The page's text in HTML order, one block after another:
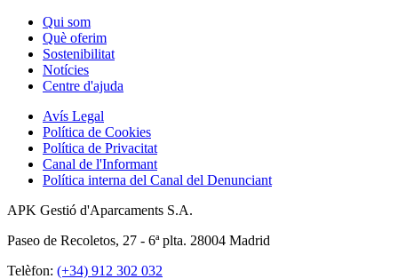
Qui som
Què oferim
Sostenibilitat
Notícies
Centre d'ajuda
Avís Legal
Política de Cookies
Política de Privacitat
Canal de l'Informant
Política interna del Canal del Denunciant
APK Gestió d'Aparcaments S.A.
Paseo de Recoletos, 27 - 6ª plta. 28004 Madrid
Telèfon: (+34) 912 302 032